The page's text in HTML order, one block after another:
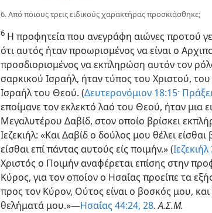
6. Από ποιους τρεις ειδικούς χαρακτήρας προσκιάσθηκε;
6 Η προφητεία που ανεγράφη αιώνες προτού
ότι αυτός ήταν προωρισμένος να είναι ο
προσδιορισμένος να εκπληρώση αυτόν τον
σαρκικού Ισραήλ, ήταν τύπος του Χριστού,
Ισραήλ του Θεού. (Δευτερονόμιον 18:15·
εποίμανε τον εκλεκτό λαό του Θεού, ήταν μια
Μεγαλυτέρου Δαβίδ, στον οποίο βρίσκει
Ιεζεκιήλ: «Και Δαβίδ ο δούλος μου θέλει είσθαι
είσθαι επί πάντας αυτούς είς ποιμήν.» (Ιεζεκιήλ
Χριστός ο Ποιμήν αναφέρεται επίσης στην
Κύρος, για τον οποίον ο Ησαΐας προείπε τα
προς τον Κύρον, Ούτος είναι ο βοσκός μου,
θελήματά μου.»—Ησαΐας 44:24, 28.Α.Σ.Μ.